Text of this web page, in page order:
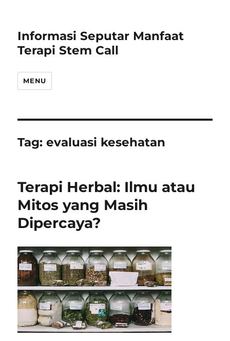
Informasi Seputar Manfaat
Terapi Stem Call
MENU
Tag:evaluasi kesehatan
Terapi Herbal: Ilmu atau
Mitos yang Masih
Dipercaya?